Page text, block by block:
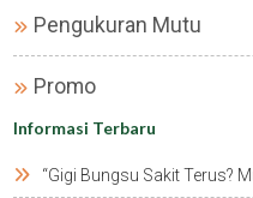
Pengukuran Mutu
Promo
Informasi Terbaru
“gigi Bungsu Sakit Terus?